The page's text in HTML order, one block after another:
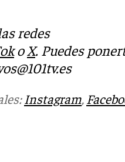
redes
o X. Puedes
Instagram,